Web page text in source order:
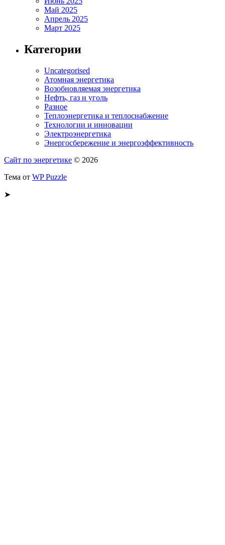
Май 2025
Апрель 2025
Март 2025
Категории
Uncategorised
Атомная энергетика
Возобновляемая энергетика
Нефть, газ и уголь
Разное
Теплоэнергетика и теплоснабжение
Технологии и инновации
Электроэнергетика
Энергосбережение и энергоэффективность
Сайт по энергетике © 2026
Тема от WP Puzzle
➤